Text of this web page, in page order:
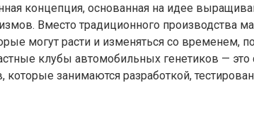
концепция, основанная на идее
Вместо традиционного производства
могут расти и изменяться со временем,
клубы автомобильных генетиков — это
которые занимаются разработкой,